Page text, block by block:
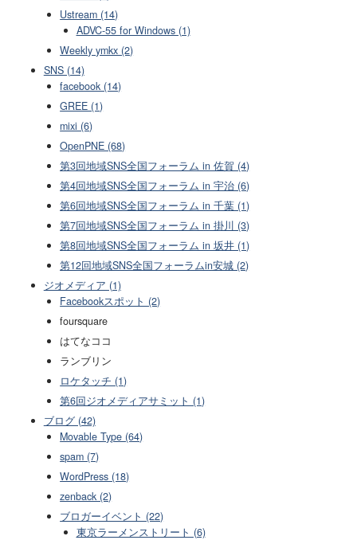
Ustream (14)
ADVC-55 for Windows (1)
Weekly ymkx (2)
SNS (14)
facebook (14)
GREE (1)
mixi (6)
OpenPNE (68)
第3回地域SNS全国フォーラム in 佐賀 (4)
第4回地域SNS全国フォーラム in 宇治 (6)
第6回地域SNS全国フォーラム in 千葉 (1)
第7回地域SNS全国フォーラム in 掛川 (3)
第8回地域SNS全国フォーラム in 坂井 (1)
第12回地域SNS全国フォーラムin安城 (2)
ジオメディア (1)
Facebookスポット (2)
foursquare
はてなココ
ランブリン
ロケタッチ (1)
第6回ジオメディアサミット (1)
ブログ (42)
Movable Type (64)
spam (7)
WordPress (18)
zenback (2)
ブロガーイベント (22)
東京ラーメンストリート (6)